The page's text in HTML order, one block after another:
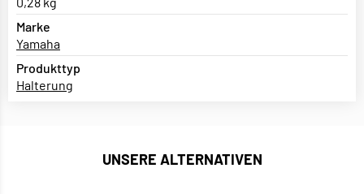
Marke
Yamaha
Produkttyp
Halterung
UNSERE ALTERNATIVEN